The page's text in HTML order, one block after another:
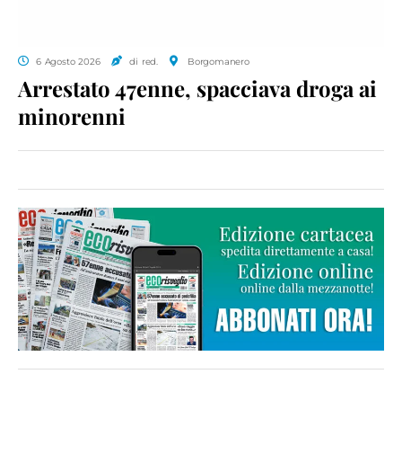
6 Agosto 2026 di red. Borgomanero
Arrestato 47enne, spacciava droga ai
minorenni